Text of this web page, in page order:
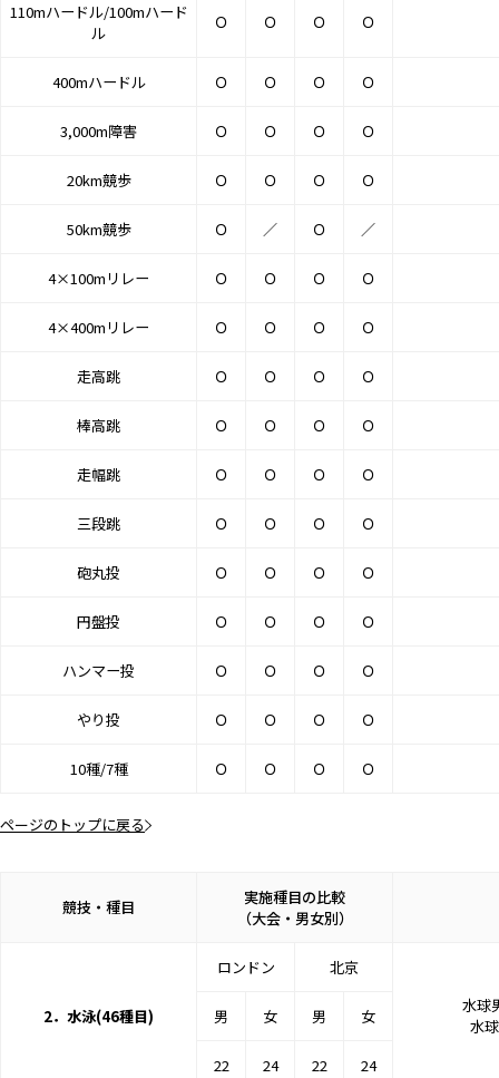
110mハードル/100mハード
ル
Ｏ Ｏ Ｏ Ｏ
400mハードル Ｏ Ｏ Ｏ Ｏ
3,000m障害 Ｏ Ｏ Ｏ Ｏ
20km競歩 Ｏ Ｏ Ｏ Ｏ
50km競歩 Ｏ ／ Ｏ ／
4×100mリレー Ｏ Ｏ Ｏ Ｏ
4×400mリレー Ｏ Ｏ Ｏ Ｏ
走高跳 Ｏ Ｏ Ｏ Ｏ
棒高跳 Ｏ Ｏ Ｏ Ｏ
走幅跳 Ｏ Ｏ Ｏ Ｏ
三段跳 Ｏ Ｏ Ｏ Ｏ
砲丸投 Ｏ Ｏ Ｏ Ｏ
円盤投 Ｏ Ｏ Ｏ Ｏ
ハンマー投 Ｏ Ｏ Ｏ Ｏ
やり投 Ｏ Ｏ Ｏ Ｏ
10種/7種 Ｏ Ｏ Ｏ Ｏ
ページのトップに戻る
競技・種目
実施種目の比較
（大会・男女別）
2．水泳(46種目)
ロンドン
北京
水球
水
男 女 男 女
22 24 22 24